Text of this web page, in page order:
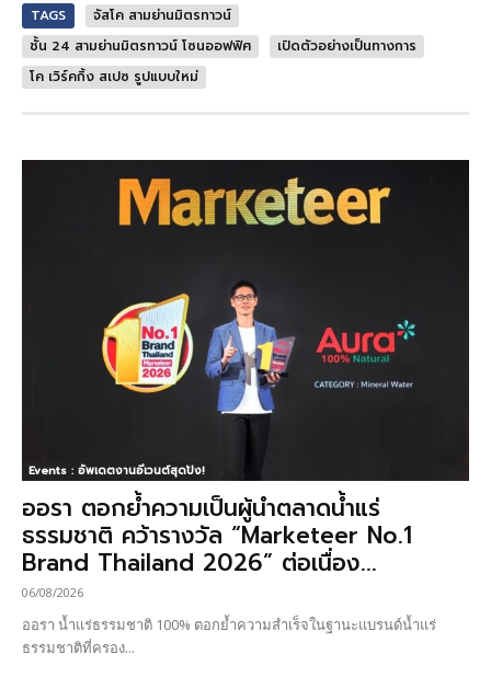
TAGS
จัสโค สามย่านมิตรทาวน์
ชั้น 24 สามย่านมิตรทาวน์ โซนออฟฟิศ
เปิดตัวอย่างเป็นทางการ
โค เวิร์คกิ้ง สเปซ รูปแบบใหม่
Events : อัพเดตงานอีเวนต์สุดปัง!
ออรา ตอกย้ำความเป็นผู้นำตลาดน้ำแร่
ธรรมชาติ คว้ารางวัล “Marketeer No.1
Brand Thailand 2026” ต่อเนื่อง...
06/08/2026
ออรา น้ำแร่ธรรมชาติ 100% ตอกย้ำความสำเร็จในฐานะแบรนด์น้ำแร่
ธรรมชาติที่ครอง...